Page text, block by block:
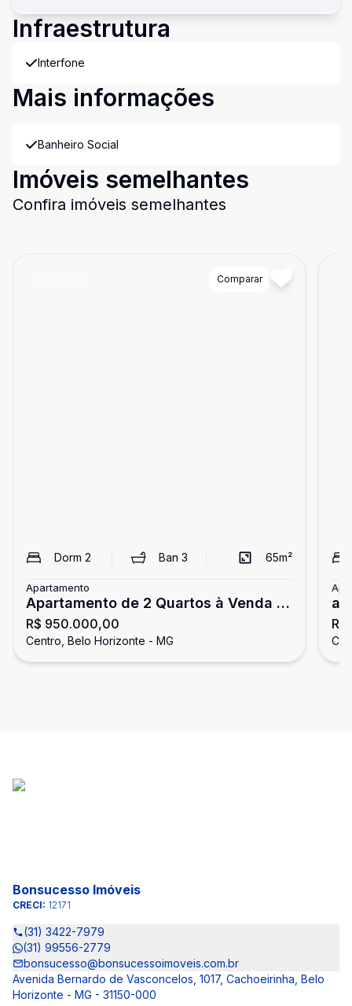
Infraestrutura
Interfone
Mais informações
Banheiro Social
Imóveis semelhantes
Confira imóveis semelhantes
Comparar
Dorm 2 Ban3 65m²
Apartamento
Apartamento de 2 Quartos à Venda |
2 Suítes | Lourdes
R$ 950.000,00
Centro, Belo Horizonte - MG
Bonsucesso Imóveis
CRECI: 12171
(31) 3422-7979
(31) 99556-2779
bonsucesso@bonsucessoimoveis.com.br
Avenida Bernardo de Vasconcelos, 1017, Cachoeirinha, Belo
Horizonte - MG - 31150-000